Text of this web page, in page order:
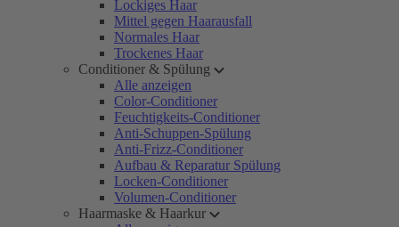
Lockiges Haar
Mittel gegen Haarausfall
Normales Haar
Trockenes Haar
Conditioner & Spülung
Alle anzeigen
Color-Conditioner
Feuchtigkeits-Conditioner
Anti-Schuppen-Spülung
Anti-Frizz-Conditioner
Aufbau & Reparatur Spülung
Locken-Conditioner
Volumen-Conditioner
Haarmaske & Haarkur